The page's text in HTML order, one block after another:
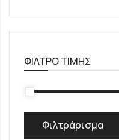
ΦΊΛΤΡΟ ΤΙΜΉΣ
Φιλτράρισμα